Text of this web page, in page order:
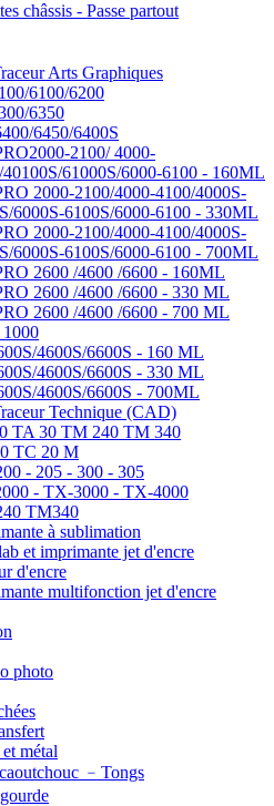
châssis - Passe partout
Arts Graphiques
6100/6200
6350
6450/6400S
2100/ 4000-
61000S/6000-6100 - 160ML
2000-2100/4000-4100/4000S-
6000S-6100S/6000-6100 - 330ML
2000-2100/4000-4100/4000S-
6000S-6100S/6000-6100 - 700ML
2600 /4600 /6600 - 160ML
2600 /4600 /6600 - 330 ML
2600 /4600 /6600 - 700 ML
4600S/6600S - 160 ML
4600S/6600S - 330 ML
4600S/6600S - 700ML
Technique (CAD)
TA 30 TM 240 TM 340
TC 20 M
- 205 - 300 - 305
- TX-3000 - TX-4000
TM340
à sublimation
et imprimante jet d'encre
d'encre
multifonction jet d'encre
photo
métal
﹣Tongs